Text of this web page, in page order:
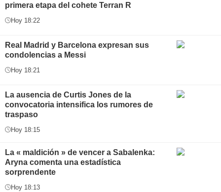
primera etapa del cohete Terran R
Hoy 18:22
Real Madrid y Barcelona expresan sus
condolencias a Messi
Hoy 18:21
La ausencia de Curtis Jones de la
convocatoria intensifica los rumores de
traspaso
Hoy 18:15
La « maldición » de vencer a Sabalenka:
Aryna comenta una estadística
sorprendente
Hoy 18:13